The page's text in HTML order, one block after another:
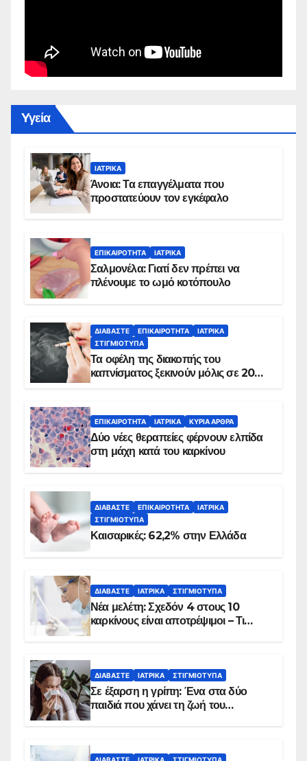
Yγεία
ΙΑΤΡΙΚΆ
Άνοια: Τα επαγγέλματα που
προστατεύουν τον εγκέφαλο
ΕΠΙΚΑΙΡΌΤΗΤΑ ΙΑΤΡΙΚΆ
Σαλμονέλα: Γιατί δεν πρέπει να
πλένουμε το ωμό κοτόπουλο
ΔΙΑΒΆΣΤΕ ΕΠΙΚΑΙΡΌΤΗΤΑ
ΙΑΤΡΙΚΆ
ΣΤΙΓΜΙΌΤΥΠΑ
Τα οφέλη της διακοπής του
καπνίσματος ξεκινούν μόλις σε 20
ΕΠΙΚΑΙΡΌΤΗΤΑ ΙΑΤΡΙΚΆ ΚΥΡΙΑ ΑΡΘΡΑ
Δύο νέες θεραπείες φέρνουν ελπίδα
στη μάχη κατά του καρκίνου
ΔΙΑΒΆΣΤΕ ΕΠΙΚΑΙΡΌΤΗΤΑ
ΙΑΤΡΙΚΆ
ΣΤΙΓΜΙΌΤΥΠΑ
Καισαρικές: 62,2% στην Ελλάδα
ΔΙΑΒΆΣΤΕ ΙΑΤΡΙΚΆ ΣΤΙΓΜΙΌΤΥΠΑ
Νέα μελέτη: Σχεδόν 4 στους 10
καρκίνους είναι αποτρέψιμοι – Τι
ΔΙΑΒΆΣΤΕ ΙΑΤΡΙΚΆ ΣΤΙΓΜΙΌΤΥΠΑ
Σε έξαρση η γρίπη: Ένα στα δύο
παιδιά που χάνει τη ζωή του